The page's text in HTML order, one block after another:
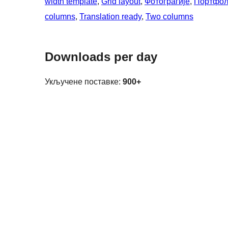
columns, Translation ready, Two columns
Downloads per day
Укључене поставке: 900+